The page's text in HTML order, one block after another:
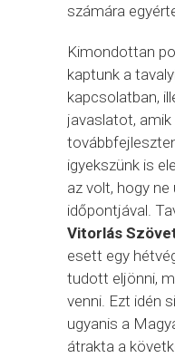
számára
Kimondottan
kaptunk a
kapcsolatban,
javaslatot,
igyekszünk is
az volt, hogy
időpontjával.
Vitorlás
esett egy
tudott eljönni,
venni. Ezt idén
ugyanis a
átrakta a